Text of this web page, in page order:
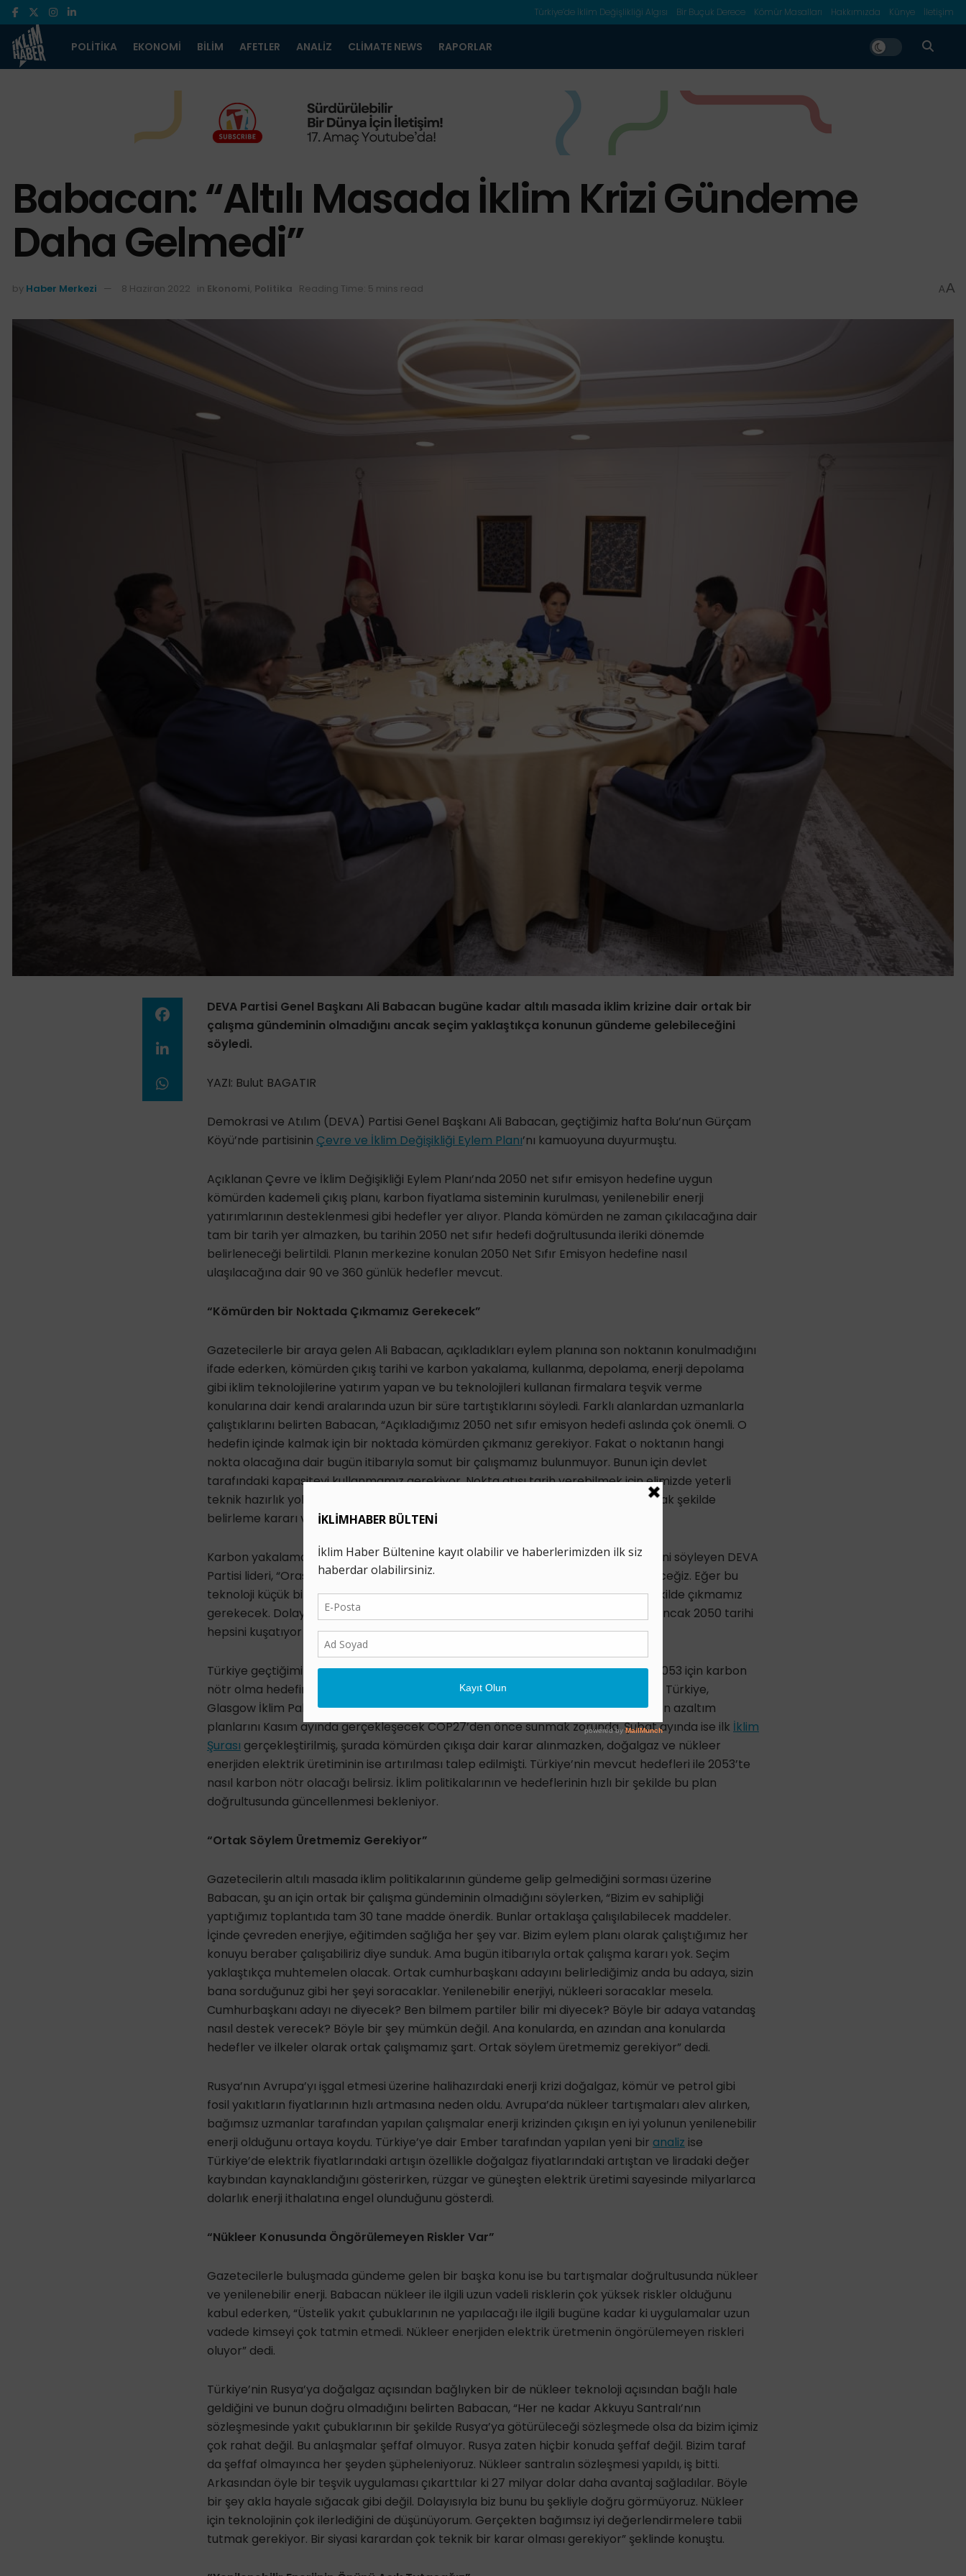
Türkiye’de İklim Değişlikliği Algısı Bir Buçuk Derece Kömür Masalları Hakkımızda Künye İletişim
POLITIKA EKONOMI BILIM AFETLER ANALIZ CLIMATE NEWS RAPORLAR
Babacan: “Altılı Masada İklim Krizi Gündeme
Daha Gelmedi”
by Haber Merkezi 8 Haziran 2022 in Ekonomi Politika Reading Time: 5 mins read AA
DEVA Partisi Genel Başkanı Ali Babacan bugüne kadar altılı masada iklim krizine dair ortak bir
çalışma gündeminin olmadığını ancak seçim yaklaştıkça konunun gündeme gelebileceğini
söyledi.
YAZI: Bulut BAGATIR
Demokrasi ve Atılım (DEVA) Partisi Genel Başkanı Ali Babacan, geçtiğimiz hafta Bolu’nun Gürçam
Köyü’nde partisinin Çevre ve İklim Değişikliği Eylem Planı’nı kamuoyuna duyurmuştu.
Açıklanan Çevre ve İklim Değişikliği Eylem Planı’nda 2050 net sıfır emisyon hedefine uygun
kömürden kademeli çıkış planı, karbon fiyatlama sisteminin kurulması, yenilenebilir enerji
yatırımlarının desteklenmesi gibi hedefler yer alıyor. Planda kömürden ne zaman çıkılacağına dair
tam bir tarih yer almazken, bu tarihin 2050 net sıfır hedefi doğrultusunda ileriki dönemde
belirleneceği belirtildi. Planın merkezine konulan 2050 Net Sıfır Emisyon hedefine nasıl
ulaşılacağına dair 90 ve 360 günlük hedefler mevcut.
“Kömürden bir Noktada Çıkmamız Gerekecek”
Gazetecilerle bir araya gelen Ali Babacan, açıkladıkları eylem planına son noktanın konulmadığını
ifade ederken, kömürden çıkış tarihi ve karbon yakalama, kullanma, depolama, enerji depolama
gibi iklim teknolojilerine yatırım yapan ve bu teknolojileri kullanan firmalara teşvik verme
konularına dair kendi aralarında uzun bir süre tartıştıklarını söyledi. Farklı alanlardan uzmanlarla
çalıştıklarını belirten Babacan, “Açıkladığımız 2050 net sıfır emisyon hedefi aslında çok önemli. O
hedefin içinde kalmak için bir noktada kömürden çıkmanız gerekiyor. Fakat o noktanın hangi
nokta olacağına dair bugün itibarıyla somut bir çalışmamız bulunmuyor. Bunun için devlet
tarafındaki kapasiteyi kullanmamız gerekiyor. Nokta atışı tarih verebilmek için elimizde yeterli
teknik hazırlık yok. Onun için kömürden çıkış tarihimizi 2050 hedefimizi sabit tutacak şekilde
belirleme kararı verdik” dedi.
Karbon yakalama da dahil bu teknolojilere dair ilerlemeyi gözlemlemek istediklerini söyleyen DEVA
Partisi lideri, “Orası bir alan olarak gösteriliyor ancak ne kadar büyüyeceğini göreceğiz. Eğer bu
teknoloji küçük bir model olarak kalacaksa mecburen kömürden daha hızlı bir şekilde çıkmamız
gerekecek. Dolayısıyla somut bir tarih verebilmek için biraz daha çalışma lazım. Ancak 2050 tarihi
hepsini kuşatıyor ve hepsini belli bir çerçeveye mecbur kılıyor” diye konuştu.
Türkiye geçtiğimiz Ekim ayında Paris Anlaşması’nı mecliste onaylamış, ardından 2053 için karbon
nötr olma hedefini duyurmuştu. Haziran 2023’te gerçekleşecek seçimlerden önce Türkiye,
Glasgow İklim Paktı çerçevesinde Ulusal Katkı Beyanı (NDC) olarak bilinen emisyon azaltım
planlarını Kasım ayında gerçekleşecek COP27’den önce sunmak zorunda. Şubat ayında ise ilk İklim
Şurası gerçekleştirilmiş, şurada kömürden çıkışa dair karar alınmazken, doğalgaz ve nükleer
enerjiden elektrik üretiminin ise artırılması talep edilmişti. Türkiye’nin mevcut hedefleri ile 2053’te
nasıl karbon nötr olacağı belirsiz. İklim politikalarının ve hedeflerinin hızlı bir şekilde bu plan
doğrultusunda güncellenmesi bekleniyor.
“Ortak Söylem Üretmemiz Gerekiyor”
Gazetecilerin altılı masada iklim politikalarının gündeme gelip gelmediğini sorması üzerine
Babacan, şu an için ortak bir çalışma gündeminin olmadığını söylerken, “Bizim ev sahipliği
yaptığımız toplantıda tam 30 tane madde önerdik. Bunlar ortaklaşa çalışılabilecek maddeler.
İçinde çevreden enerjiye, eğitimden sağlığa her şey var. Bizim eylem planı olarak çalıştığımız her
konuyu beraber çalışabiliriz diye sunduk. Ama bugün itibarıyla ortak çalışma kararı yok. Seçim
yaklaştıkça muhtemelen olacak. Ortak cumhurbaşkanı adayını belirlediğimiz anda bu adaya, sizin
bana sorduğunuz gibi her şeyi soracaklar. Yenilenebilir enerjiyi, nükleeri soracaklar mesela.
Cumhurbaşkanı adayı ne diyecek? Ben bilmem partiler bilir mi diyecek? Böyle bir adaya vatandaş
nasıl destek verecek? Böyle bir şey mümkün değil. Ana konularda, en azından ana konularda
hedefler ve ilkeler olarak ortak çalışmamız şart. Ortak söylem üretmemiz gerekiyor” dedi.
Rusya’nın Avrupa’yı işgal etmesi üzerine halihazırdaki enerji krizi doğalgaz, kömür ve petrol gibi
fosil yakıtların fiyatlarının hızlı artmasına neden oldu. Avrupa’da nükleer tartışmaları alev alırken,
bağımsız uzmanlar tarafından yapılan çalışmalar enerji krizinden çıkışın en iyi yolunun yenilenebilir
enerji olduğunu ortaya koydu. Türkiye’ye dair Ember tarafından yapılan yeni bir analiz ise
Türkiye’de elektrik fiyatlarındaki artışın özellikle doğalgaz fiyatlarındaki artıştan ve liradaki değer
kaybından kaynaklandığını gösterirken, rüzgar ve güneşten elektrik üretimi sayesinde milyarlarca
dolarlık enerji ithalatına engel olunduğunu gösterdi.
“Nükleer Konusunda Öngörülemeyen Riskler Var”
Gazetecilerle buluşmada gündeme gelen bir başka konu ise bu tartışmalar doğrultusunda nükleer
ve yenilenebilir enerji. Babacan nükleer ile ilgili uzun vadeli risklerin çok yüksek riskler olduğunu
kabul ederken, “Üstelik yakıt çubuklarının ne yapılacağı ile ilgili bugüne kadar ki uygulamalar uzun
vadede kimseyi çok tatmin etmedi. Nükleer enerjiden elektrik üretmenin öngörülemeyen riskleri
oluyor” dedi.
Türkiye’nin Rusya’ya doğalgaz açısından bağlıyken bir de nükleer teknoloji açısından bağlı hale
geldiğini ve bunun doğru olmadığını belirten Babacan, “Her ne kadar Akkuyu Santralı’nın
sözleşmesinde yakıt çubuklarının bir şekilde Rusya’ya götürüleceği sözleşmede olsa da bizim içimiz
çok rahat değil. Bu anlaşmalar şeffaf olmuyor. Rusya zaten hiçbir konuda şeffaf değil. Bizim taraf
da şeffaf olmayınca her şeyden şüpheleniyoruz. Nükleer santralın sözleşmesi yapıldı, iş bitti.
Arkasından öyle bir teşvik uygulaması çıkarttılar ki 27 milyar dolar daha avantaj sağladılar. Böyle
bir şey akla hayale sığacak gibi değil. Dolayısıyla biz bunu bu şekliyle doğru görmüyoruz. Nükleer
için teknolojinin çok ilerlediğini de düşünüyorum. Gerçekten bağımsız iyi değerlendirmelere tabii
tutmak gerekiyor. Bir siyasi karardan çok teknik bir karar olması gerekiyor” şeklinde konuştu.